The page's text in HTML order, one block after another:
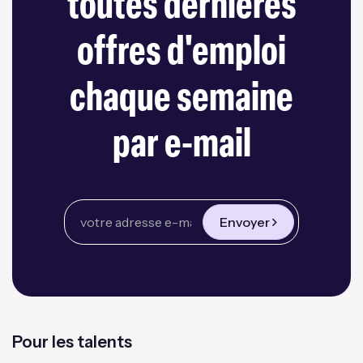
toutes dernières
offres d'emploi
chaque semaine
par e-mail
Envoyer
Pour les talents